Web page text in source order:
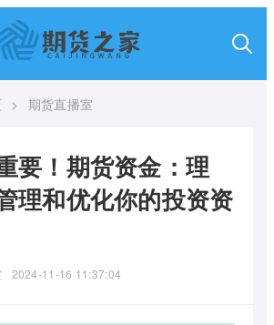
> 期货直播室
要！期货资金：理
理和优化你的投资资
2024-11-16 11:37:04